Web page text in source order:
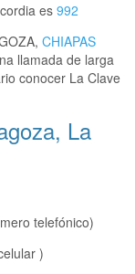
es 992
CHIAPAS
llamada de larga
conocer La Clave
La
telefónico)
)